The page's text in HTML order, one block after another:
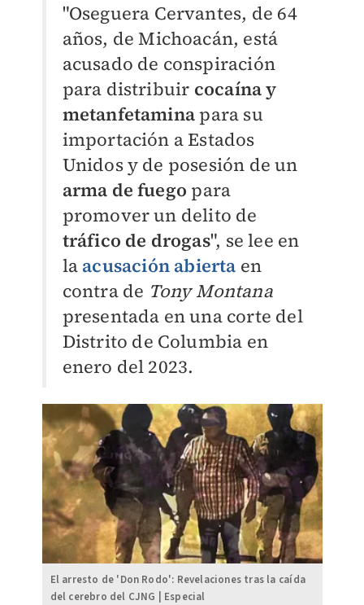
"Oseguera Cervantes, de 64
años, de Michoacán, está
acusado de conspiración
para distribuir cocaína y
metanfetamina para su
importación a Estados
Unidos y de posesión de un
arma de fuego para
promover un delito de
tráfico de drogas", se lee en
la acusación abierta en
contra de Tony Montana
presentada en una corte del
Distrito de Columbia en
enero del 2023.
El arresto de 'Don Rodo': Revelaciones tras la caída
del cerebro del CJNG | Especial